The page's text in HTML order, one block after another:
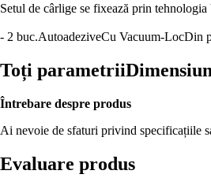
Setul de cârlige se fixează prin
- 2 buc.AutoadeziveCu Vacuum-LocDin
Toți parametrii
Întrebare despre produs
Ai nevoie de sfaturi privind specificațiile
Evaluare produs